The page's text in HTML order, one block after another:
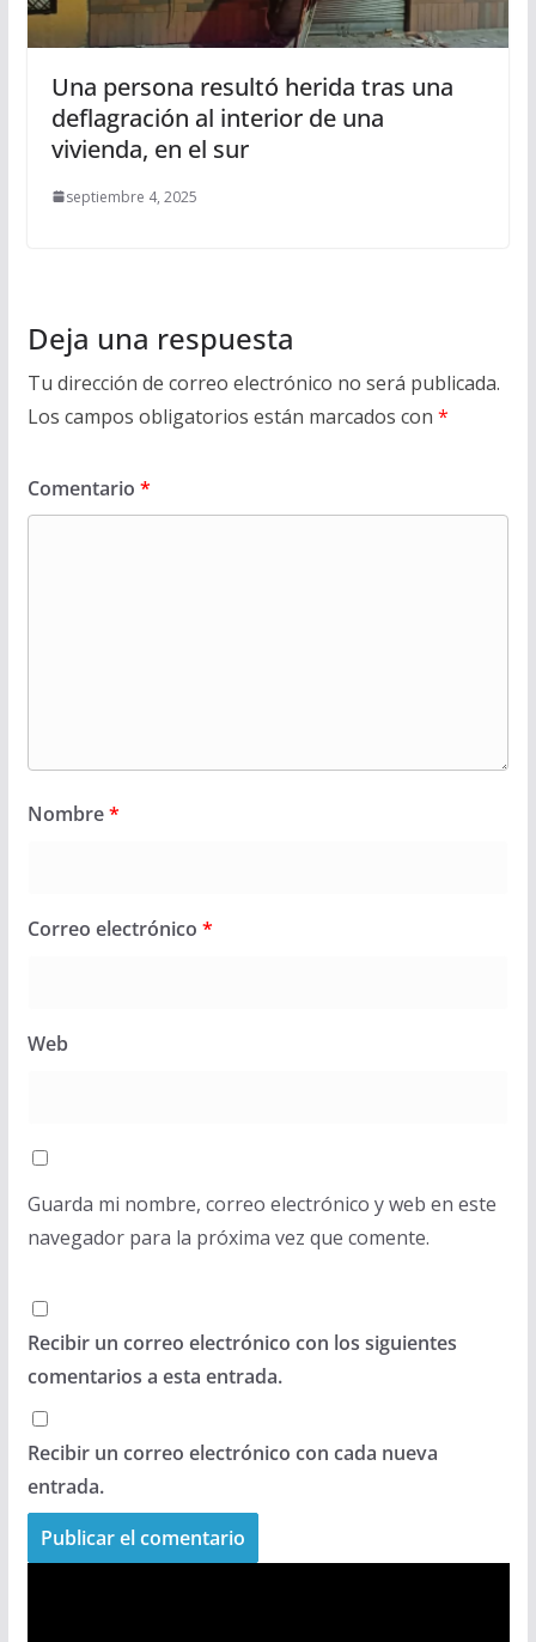
Una persona resultó herida tras una
deflagración al interior de una
vivienda, en el sur
septiembre 4, 2025
Deja una respuesta
Tu dirección de correo electrónico no será publicada.
Los campos obligatorios están marcados con *
Comentario *
Nombre*
Correo electrónico *
Web
Guarda mi nombre, correo electrónico y web en este
navegador para la próxima vez que comente.
Recibir un correo electrónico con los siguientes
comentarios a esta entrada.
Recibir un correo electrónico con cada nueva
entrada.